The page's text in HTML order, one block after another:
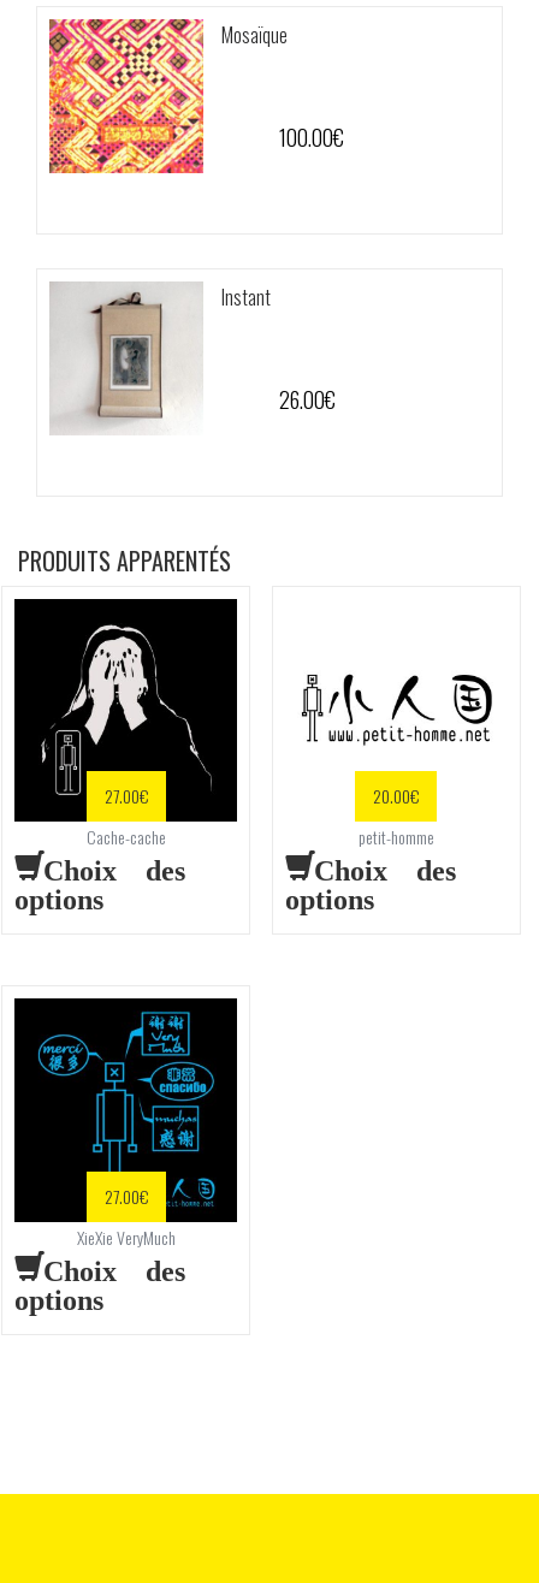
100.00€
Mosaïque
26.00€
Instant
PRODUITS APPARENTÉS
27.00€
Cache-cache
Choix des
options
20.00€
petit-homme
Choix des
options
27.00€
XieXie VeryMuch
Choix des
options